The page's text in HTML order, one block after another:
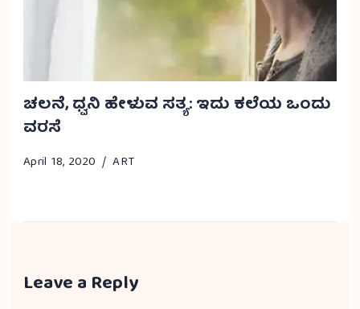
ಚಲನೆ, ಧ್ವನಿ ಹೇಳುವ ಸತ್ಯ: ಇದು ಕಲೆಯ ಒಂದು
ವರಸೆ
April 18, 2020 ART
Leave a Reply